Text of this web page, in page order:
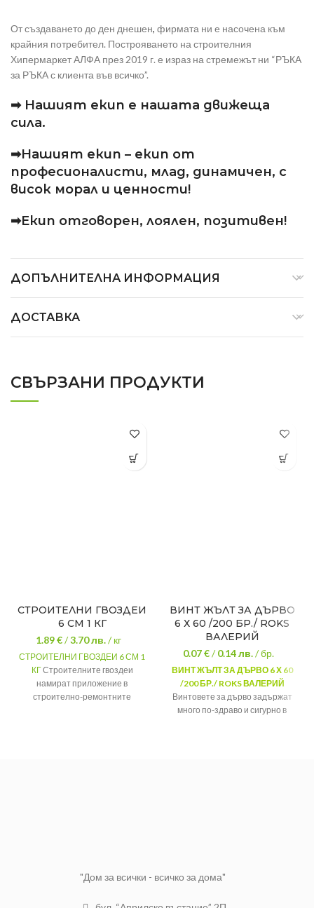
От създаването до ден днешен, фирмата ни е насочена към
крайния потребител. Построяването на строителния
Хипермаркет АЛФА през 2019 г. е израз на стремежът ни “РЪКА
за РЪКА с клиента във всичко”.
➡ Нашият екип е нашата движеща
сила.
➡Нашият екип – екип от
професионалисти, млад, динамичен, с
висок морал и ценности!
➡Екип отговорен, лоялен, позитивен!
ДОПЪЛНИТЕЛНА ИНФОРМАЦИЯ
ДОСТАВКА
СВЪРЗАНИ ПРОДУКТИ
СТРОИТЕЛНИ ГВОЗДЕИ
6 СМ 1 КГ
1.89 €/3.70лв./ кг
СТРОИТЕЛНИ ГВОЗДЕИ 6 СМ 1
КГСтроителните гвоздеи
намират приложение в
строително-ремонтните
ВИНТ ЖЪЛТ ЗА ДЪРВО
6 Х 60 /200 БР./ ROKS
ВАЛЕРИЙ
0.07 €/0.14лв./ бр.
ВИНТ ЖЪЛТ ЗА ДЪРВО 6 Х 60
/200 БР./ ROKS ВАЛЕРИЙ
Винтовете за дърво задържат
много по-здраво и сигурно в
"Дом за всички - всичко за дома"